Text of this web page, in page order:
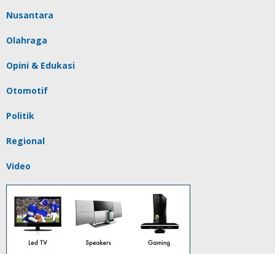
Nusantara
Olahraga
Opini & Edukasi
Otomotif
Politik
Regional
Video